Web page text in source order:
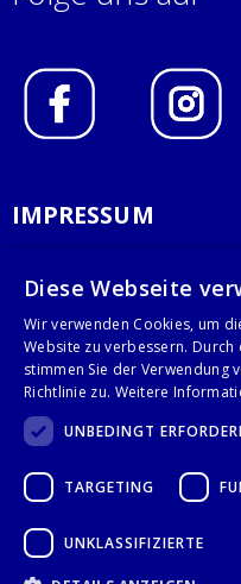
IMPRESSUM
AGB
KONTAKT
Stalgast GmbH
28359 Bremen
+49 421 408844-0
Diese Webseite
Wir verwenden Cookies, um
Website zu verbessern.
stimmen Sie der Verwendung
Richtlinie zu. Weitere
UNBEDINGT
TARGETING
UNKLASSIFIZIERTE